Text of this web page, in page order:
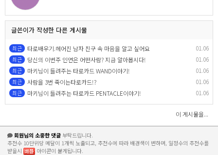
글쓴이가 작성한 다른 게시물
최근 타로배우기.헤어진 남자 친구 속 마음을 알고 싶어요 01.06
최근 당신의 이번주 인연은 어떤사람? 지금 알아봅시다! 01.06
최근 마키님이 들려주는 타로카드 WAND이야기! 01.06
최근 사람을 3번 죽이는타로카드!? 01.06
최근 마키님이 들려주는 타로카드 PENTACLE이야기! 01.06
이 게시물을...
회원님의 소중한 댓글 부탁드립니다.
추천수 10단위당 메달이 1개씩 노출되고, 추천수에 따라 배경색이 변하며, 일정수의 추천수를
받을시
아이콘이 붙게됩니다.